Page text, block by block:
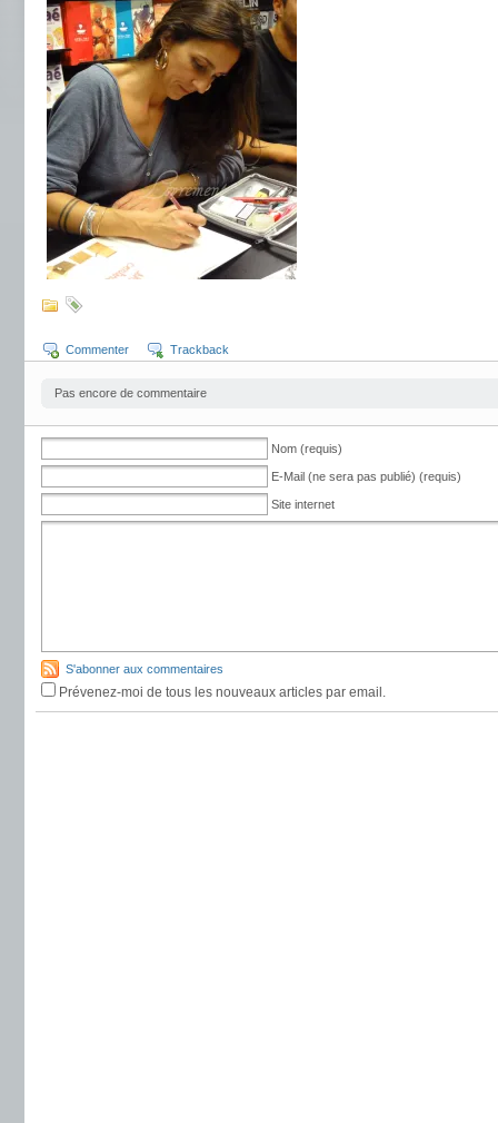
Commenter Trackback
Pas encore de commentaire
Nom (requis)
E-Mail (ne sera pas publié) (requis)
Site internet
S'abonner aux commentaires
Prévenez-moi de tous les nouveaux articles par email.